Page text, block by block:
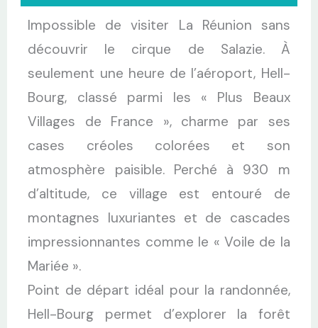
Impossible de visiter La Réunion sans
découvrir le cirque de Salazie. À
seulement une heure de l’aéroport, Hell-
Bourg, classé parmi les « Plus Beaux
Villages de France », charme par ses
cases créoles colorées et son
atmosphère paisible. Perché à 930 m
d’altitude, ce village est entouré de
montagnes luxuriantes et de cascades
impressionnantes comme le « Voile de la
Mariée ».
Point de départ idéal pour la randonnée,
Hell-Bourg permet d’explorer la forêt